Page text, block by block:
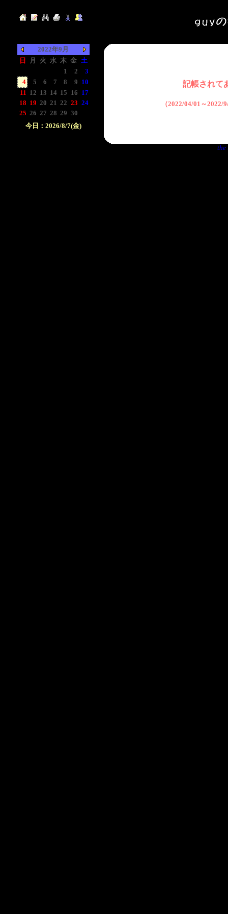
2022年9月
日
月 火 水 木 金 土
1 2
3
4
5 6 7 8 9 10
11 12 13 14 15 16 17
18 19 20 21 22 23 24
25 26 27 28 29 30
今日：2026/8/7(金)
記帳されて
（2022/04/01～2022/
the